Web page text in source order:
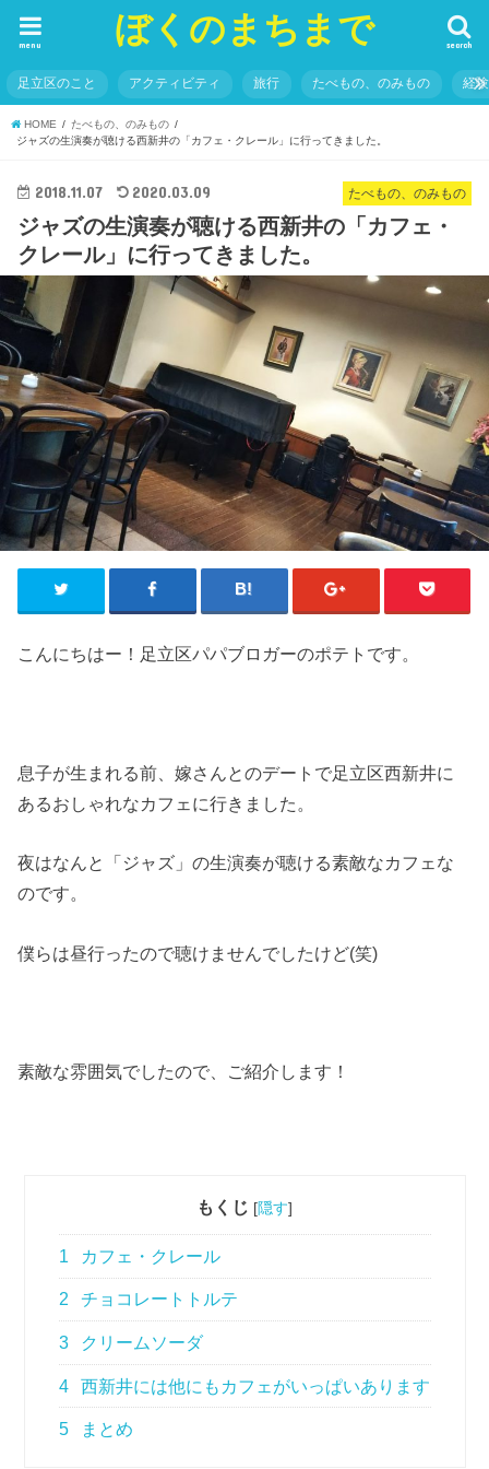
ぼくのまちまで search
menu
足立区のこと アクティビティ 旅行 たべもの、のみもの 経
HOME
たべもの、のみもの
ジャズの生演奏が聴ける西新井の「カフェ・クレール」に行ってきました。
たべもの、のみもの
2018.11.07 2020.03.09
ジャズの生演奏が聴ける西新井の「カフェ・
クレール」に行ってきました。
こんにちはー！足立区パパブロガーのポテトです。
息子が生まれる前、嫁さんとのデートで足立区西新井に
あるおしゃれなカフェに行きました。
夜はなんと「ジャズ」の生演奏が聴ける素敵なカフェな
のです。
僕らは昼行ったので聴けませんでしたけど(笑)
素敵な雰囲気でしたので、ご紹介します！
もくじ [隠す]
1 カフェ・クレール
2 チョコレートトルテ
3 クリームソーダ
4 西新井には他にもカフェがいっぱいあります
5 まとめ